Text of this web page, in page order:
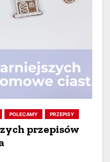
POLECAMY PRZEPISY
przepisów